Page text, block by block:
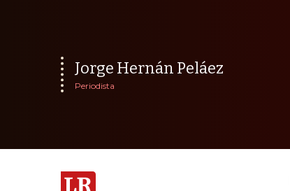
Jorge Hernán Peláez
Periodista